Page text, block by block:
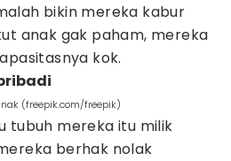
bikin mereka kabur
anak gak paham, mereka
kok.
(freepik.com/freepik)
tubuh mereka itu milik
berhak nolak